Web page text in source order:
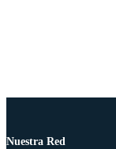
Nuestra Red